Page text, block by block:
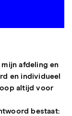
afdeling en
en individueel
altijd voor
bestaat: